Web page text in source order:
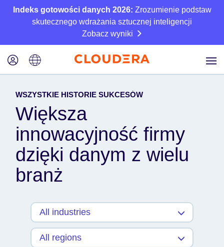
Indeks gotowości danych 2026: Zrozumienie podstaw
skutecznego wdrażania sztucznej inteligencji
Zobacz wyniki
WSZYSTKIE HISTORIE SUKCESÓW
Większa
innowacyjność firmy
dzięki danym z wielu
branż